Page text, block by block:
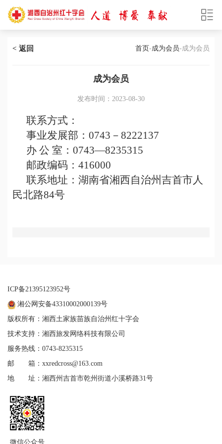
< 返回 首页-成为会员-成为会员
成为会员
发布时间：2023-08-30
联系方式：
事业发展部： 0743 －8222137
办 公 室： 0743—8235315
邮政编码： 416000
联系地址： 湖南省湘西自治州吉首市人
民北路84号
ICP备21395123952号
湘公网安备43310002000139号
版权所有：湘西土家族苗族自治州红十字会
技术支持：湘西旅发网络科技有限公司
服务热线：0743-8235315
邮 箱：xxredcross@163.com
地 址：湘西州吉首市乾州街道小溪桥路31号
微信公众号